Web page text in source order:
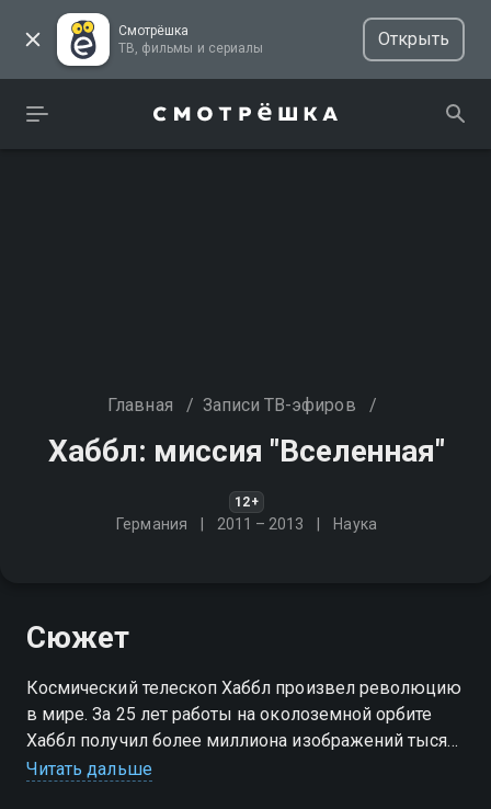
Смотрёшка
ТВ, фильмы и сериалы
Открыть
Главная / Записи ТВ-эфиров /
Хаббл: миссия "Вселенная"
12+
Германия 2011 – 2013 Наука
Сюжет
Космический телескоп Хаббл произвел революцию
в мире. За 25 лет работы на околоземной орбите
Хаббл получил более миллиона изображений тысяч
небесных объектов
Читать дальше